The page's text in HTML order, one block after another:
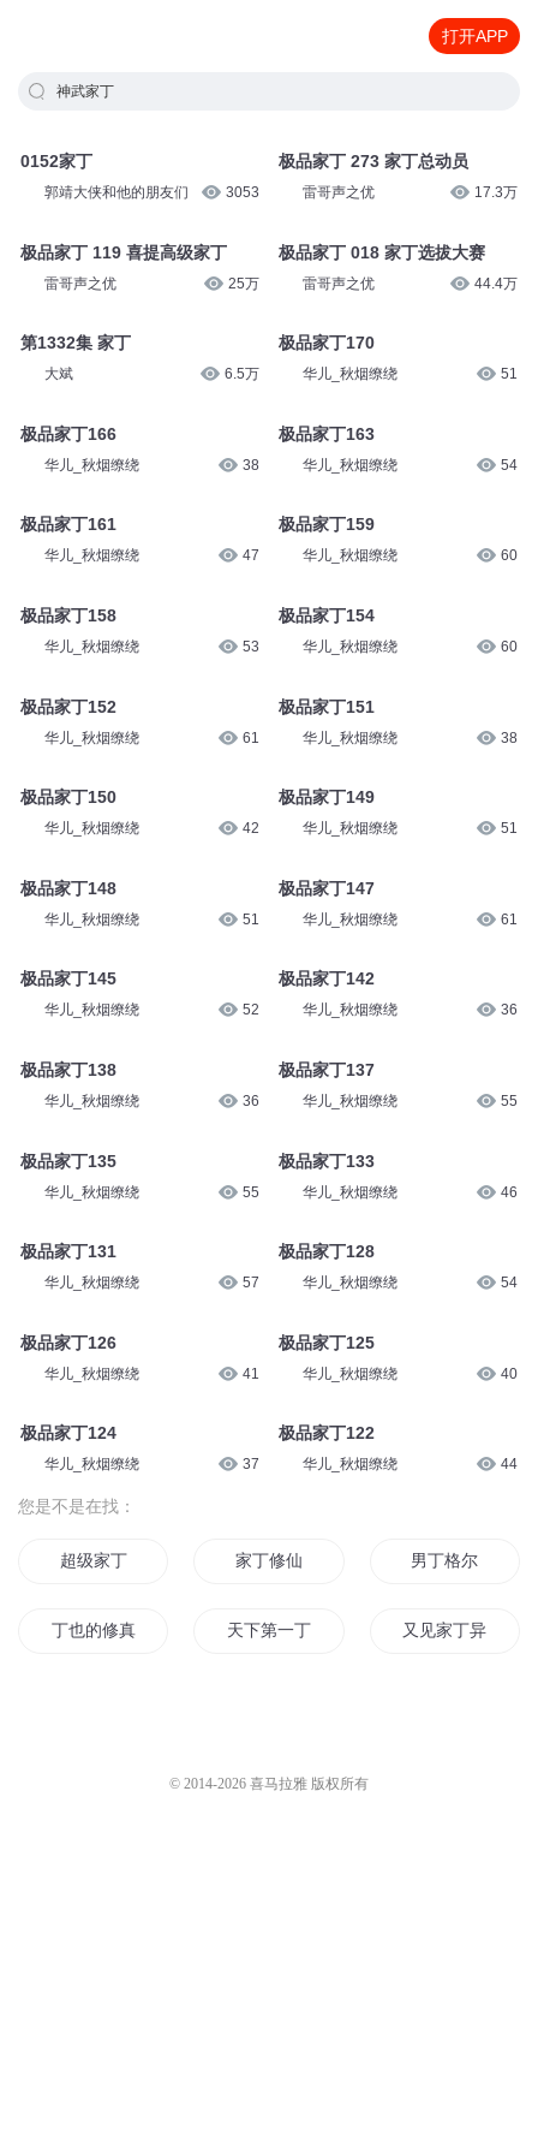
打开APP
神武家丁
0152家丁
郭靖大侠和他的朋友们 3053
极品家丁 119 喜提高级家丁
雷哥声之优 25万
第1332集 家丁
大斌 6.5万
极品家丁166
华儿_秋烟缭绕 38
极品家丁161
华儿_秋烟缭绕 47
极品家丁158
华儿_秋烟缭绕 53
极品家丁152
华儿_秋烟缭绕 61
极品家丁150
华儿_秋烟缭绕 42
极品家丁148
华儿_秋烟缭绕 51
极品家丁145
华儿_秋烟缭绕 52
极品家丁138
华儿_秋烟缭绕 36
极品家丁135
华儿_秋烟缭绕 55
极品家丁131
华儿_秋烟缭绕 57
极品家丁126
华儿_秋烟缭绕 41
极品家丁124
华儿_秋烟缭绕 37
极品家丁 273 家丁总动员
雷哥声之优 17.3万
极品家丁 018 家丁选拔大赛
雷哥声之优 44.4万
极品家丁170
华儿_秋烟缭绕 51
极品家丁163
华儿_秋烟缭绕 54
极品家丁159
华儿_秋烟缭绕 60
极品家丁154
华儿_秋烟缭绕 60
极品家丁151
华儿_秋烟缭绕 38
极品家丁149
华儿_秋烟缭绕 51
极品家丁147
华儿_秋烟缭绕 61
极品家丁142
华儿_秋烟缭绕 36
极品家丁137
华儿_秋烟缭绕 55
极品家丁133
华儿_秋烟缭绕 46
极品家丁128
华儿_秋烟缭绕 54
极品家丁125
华儿_秋烟缭绕 40
极品家丁122
华儿_秋烟缭绕 44
您是不是在找：
超级家丁 家丁修仙 男丁格尔
丁也的修真生活 天下第一丁 又见家丁异界行
© 2014-2026 喜马拉雅 版权所有